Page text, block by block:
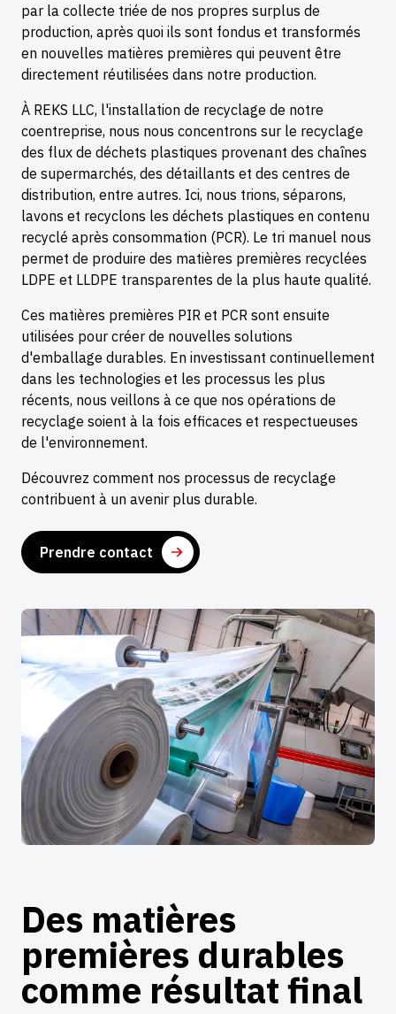
par la collecte triée de nos propres surplus de
production, après quoi ils sont fondus et transformés
en nouvelles matières premières qui peuvent être
directement réutilisées dans notre production.
À REKS LLC, l'installation de recyclage de notre
coentreprise, nous nous concentrons sur le recyclage
des flux de déchets plastiques provenant des chaînes
de supermarchés, des détaillants et des centres de
distribution, entre autres. Ici, nous trions, séparons,
lavons et recyclons les déchets plastiques en contenu
recyclé après consommation (PCR). Le tri manuel nous
permet de produire des matières premières recyclées
LDPE et LLDPE transparentes de la plus haute qualité.
Ces matières premières PIR et PCR sont ensuite
utilisées pour créer de nouvelles solutions
d'emballage durables. En investissant continuellement
dans les technologies et les processus les plus
récents, nous veillons à ce que nos opérations de
recyclage soient à la fois efficaces et respectueuses
de l'environnement.
Découvrez comment nos processus de recyclage
contribuent à un avenir plus durable.
Prendre contact
Des matières
premières durables
comme résultat final